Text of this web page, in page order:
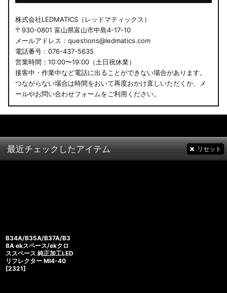
株式会社LEDMATICS（レッドマティックス）
〒930-0801 富山県富山市中島4-17-10
メールアドレス：questions@ledmatics.com
電話番号：076-437-5635
営業時間：10:00〜19:00（土日祝休業）
接客中・作業中など電話に出ることができない場合があります。
つながらない場合は時間をおいて再度おかけ直しいただくか、メ
ールやお問い合わせフォームをご利用ください。
最近チェックしたアイテム リセット
B34A/B35A/B37A/B3
8A ekスペース/ekクロ
ススペース 純正加工LED
リフレクター MI4-40
[2321]